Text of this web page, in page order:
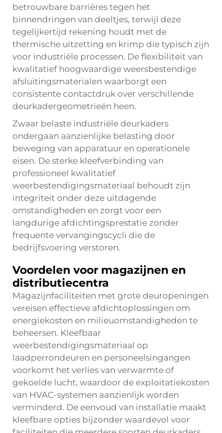
betrouwbare barrières tegen het
binnendringen van deeltjes, terwijl deze
tegelijkertijd rekening houdt met de
thermische uitzetting en krimp die typisch zijn
voor industriële processen. De flexibiliteit van
kwalitatief hoogwaardige weersbestendige
afsluitingsmaterialen waarborgt een
consistente contactdruk over verschillende
deurkadergeometrieën heen.
Zwaar belaste industriële deurkaders
ondergaan aanzienlijke belasting door
beweging van apparatuur en operationele
eisen. De sterke kleefverbinding van
professioneel kwalitatief
weerbestendigingsmateriaal behoudt zijn
integriteit onder deze uitdagende
omstandigheden en zorgt voor een
langdurige afdichtingsprestatie zonder
frequente vervangingscycli die de
bedrijfsvoering verstoren.
Voordelen voor magazijnen en
distributiecentra
Magazijnfaciliteiten met grote deuropeningen
vereisen effectieve afdichtoplossingen om
energiekosten en milieuomstandigheden te
beheersen. Kleefbaar
weerbestendigingsmateriaal op
laadperrondeuren en personeelsingangen
voorkomt het verlies van verwarmte of
gekoelde lucht, waardoor de exploitatiekosten
van HVAC-systemen aanzienlijk worden
verminderd. De eenvoud van installatie maakt
kleefbare opties bijzonder waardevol voor